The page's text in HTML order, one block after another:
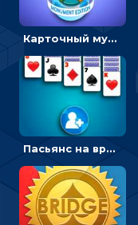
Карточный мультиплеер Четыре цвета: сбрасывать карты того же цвета или достоинства
Пасьянс на время: разложить карты по мастям от туза до короля